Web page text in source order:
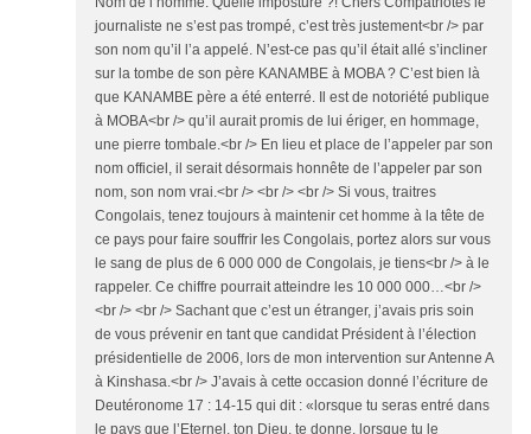
journaliste ne s’est pas trompé, c’est très justement<br /> par
son nom qu’il l’a appelé. N’est-ce pas qu’il était allé s’incliner
sur la tombe de son père KANAMBE à MOBA ? C’est bien là
que KANAMBE père a été enterré. Il est de notoriété publique
à MOBA<br /> qu’il aurait promis de lui ériger, en hommage,
une pierre tombale.<br /> En lieu et place de l’appeler par son
nom officiel, il serait désormais honnête de l’appeler par son
nom, son nom vrai.<br /> <br /> <br /> Si vous, traitres
Congolais, tenez toujours à maintenir cet homme à la tête de
ce pays pour faire souffrir les Congolais, portez alors sur vous
le sang de plus de 6 000 000 de Congolais, je tiens<br /> à le
rappeler. Ce chiffre pourrait atteindre les 10 000 000…<br />
<br /> <br /> Sachant que c’est un étranger, j’avais pris soin
de vous prévenir en tant que candidat Président à l’élection
présidentielle de 2006, lors de mon intervention sur Antenne A
à Kinshasa.<br /> J’avais à cette occasion donné l’écriture de
Deutéronome 17 : 14-15 qui dit : «lorsque tu seras entré dans
le pays que l’Eternel, ton Dieu, te donne, lorsque tu le